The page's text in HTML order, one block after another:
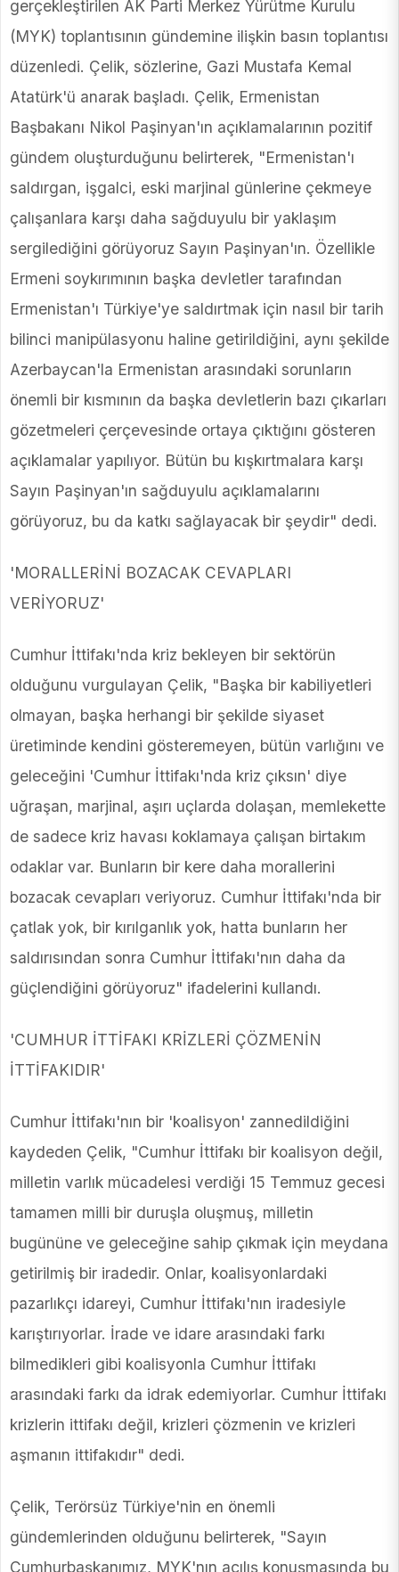
gerçekleştirilen AK Parti Merkez Yürütme Kurulu
(MYK) toplantısının gündemine ilişkin basın toplantısı
düzenledi. Çelik, sözlerine, Gazi Mustafa Kemal
Atatürk'ü anarak başladı. Çelik, Ermenistan
Başbakanı Nikol Paşinyan'ın açıklamalarının pozitif
gündem oluşturduğunu belirterek, "Ermenistan'ı
saldırgan, işgalci, eski marjinal günlerine çekmeye
çalışanlara karşı daha sağduyulu bir yaklaşım
sergilediğini görüyoruz Sayın Paşinyan'ın. Özellikle
Ermeni soykırımının başka devletler tarafından
Ermenistan'ı Türkiye'ye saldırtmak için nasıl bir tarih
bilinci manipülasyonu haline getirildiğini, aynı şekilde
Azerbaycan'la Ermenistan arasındaki sorunların
önemli bir kısmının da başka devletlerin bazı çıkarları
gözetmeleri çerçevesinde ortaya çıktığını gösteren
açıklamalar yapılıyor. Bütün bu kışkırtmalara karşı
Sayın Paşinyan'ın sağduyulu açıklamalarını
görüyoruz, bu da katkı sağlayacak bir şeydir" dedi.
'MORALLERİNİ BOZACAK CEVAPLARI
VERİYORUZ'
Cumhur İttifakı'nda kriz bekleyen bir sektörün
olduğunu vurgulayan Çelik, "Başka bir kabiliyetleri
olmayan, başka herhangi bir şekilde siyaset
üretiminde kendini gösteremeyen, bütün varlığını ve
geleceğini 'Cumhur İttifakı'nda kriz çıksın' diye
uğraşan, marjinal, aşırı uçlarda dolaşan, memlekette
de sadece kriz havası koklamaya çalışan birtakım
odaklar var. Bunların bir kere daha morallerini
bozacak cevapları veriyoruz. Cumhur İttifakı'nda bir
çatlak yok, bir kırılganlık yok, hatta bunların her
saldırısından sonra Cumhur İttifakı'nın daha da
güçlendiğini görüyoruz" ifadelerini kullandı.
'CUMHUR İTTİFAKI KRİZLERİ ÇÖZMENİN
İTTİFAKIDIR'
Cumhur İttifakı'nın bir 'koalisyon' zannedildiğini
kaydeden Çelik, "Cumhur İttifakı bir koalisyon değil,
milletin varlık mücadelesi verdiği 15 Temmuz gecesi
tamamen milli bir duruşla oluşmuş, milletin
bugününe ve geleceğine sahip çıkmak için meydana
getirilmiş bir iradedir. Onlar, koalisyonlardaki
pazarlıkçı idareyi, Cumhur İttifakı'nın iradesiyle
karıştırıyorlar. İrade ve idare arasındaki farkı
bilmedikleri gibi koalisyonla Cumhur İttifakı
arasındaki farkı da idrak edemiyorlar. Cumhur İttifakı
krizlerin ittifakı değil, krizleri çözmenin ve krizleri
aşmanın ittifakıdır" dedi.
Çelik, Terörsüz Türkiye'nin en önemli
gündemlerinden olduğunu belirterek, "Sayın
Cumhurbaşkanımız, MYK'nın açılış konuşmasında bu